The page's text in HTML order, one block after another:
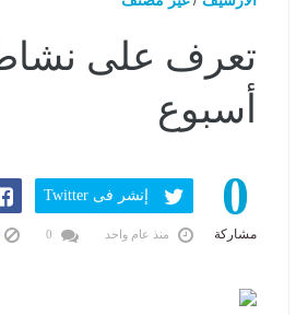
تعرف على
أسبوع
0
مشاركة
إنشر فى Twitter
منذ عام واحد